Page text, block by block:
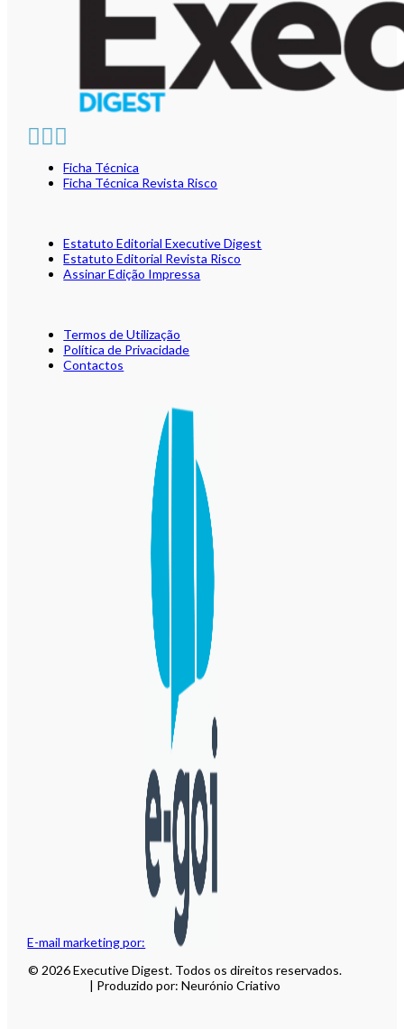
E-mail marketing por:
Ficha Técnica
Ficha Técnica Revista Risco
Estatuto Editorial Executive Digest
Estatuto Editorial Revista Risco
Assinar Edição Impressa
Termos de Utilização
Política de Privacidade
Contactos
© 2026 Executive Digest. Todos os direitos reservados.
| Produzido por: Neurónio Criativo